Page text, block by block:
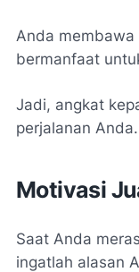
Anda
bermanfaat
Jadi, angkat
perjalanan Anda.
Motivasi
Saat Anda
ingatlah alasan